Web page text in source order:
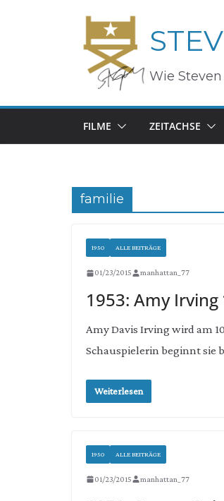
Wie
FILME ZEITACHSE
familie
1950 ALLE BEITRÄGE
01/23/2015 manhattan_77
1953: Amy Irving
Amy Davis Irving wird am
Schauspielerin beginnt sie
Weiterlesen
1950 ALLE BEITRÄGE
01/23/2015 manhattan_77